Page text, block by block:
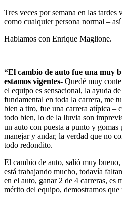
Tres veces por semana en las
como cualquier persona normal –
Hablamos con Enrique Maglione.
“El cambio de auto fue una muy
estamos vigentes- Quedé muy
el equipo es sensacional, la ayuda
fundamental en toda la carrera, me
bien a tiro, fue una carrera atípica –
todo bien, lo de la lluvia son
un auto con puesta a punto y gomas
manejar y andar, la verdad que no
todo redondito.
El cambio de auto, salió muy
está trabajando mucho, todavía
en el auto, ganar 2 de 4 carreras, es
mérito del equipo, demostramos que